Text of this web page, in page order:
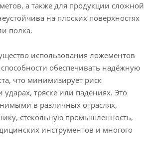
а также для продукции сложной
на плоских поверхностях
полка.
использования ложементов
обеспечивать надёжную
что минимизирует риск
тряске или падениях. Это
в различных отраслях,
стекольную промышленность,
инструментов и многого